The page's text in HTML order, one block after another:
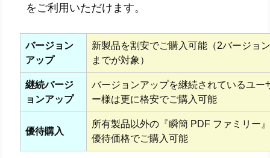
をご利用いただけます。
バージョン
アップ
新製品を割安でご購入可能（2バージョ
までが対象）
継続バージ
ョンアップ
バージョンアップを継続されているユー
ー様は更に格安でご購入可能
優待購入
所有製品以外の『瞬簡 PDF ファミリー
優待価格でご購入可能